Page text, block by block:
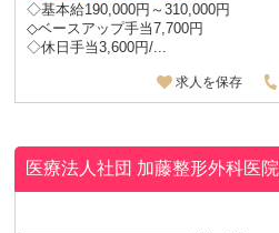
◇基本給190,000円～310,000円
◇ベースアップ手当7,700円
◇休日手当3,600円/...
求人を保存
医療法人社団 加藤整形外科医院